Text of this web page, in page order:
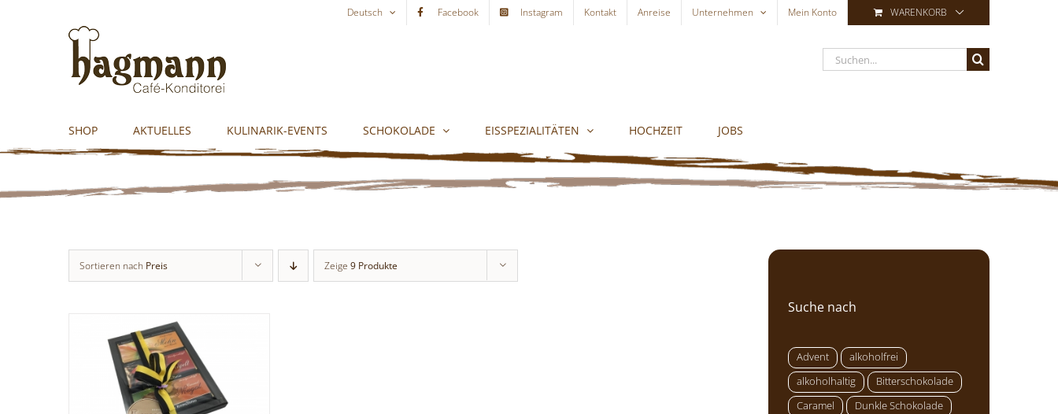
Deutsch Facebook Instagram Kontakt Anreise Unternehmen Mein Konto WARENKORB
Suche
nach:
SHOP AKTUELLES KULINARIK-EVENTS SCHOKOLADE EISSPEZIALITÄTEN HOCHZEIT JOBS
Sortieren nach Preis Zeige 9 Produkte
Suche nach
Advent
alkoholfrei
alkoholhaltig
Bitterschokolade
Caramel
Dunkle Schokolade